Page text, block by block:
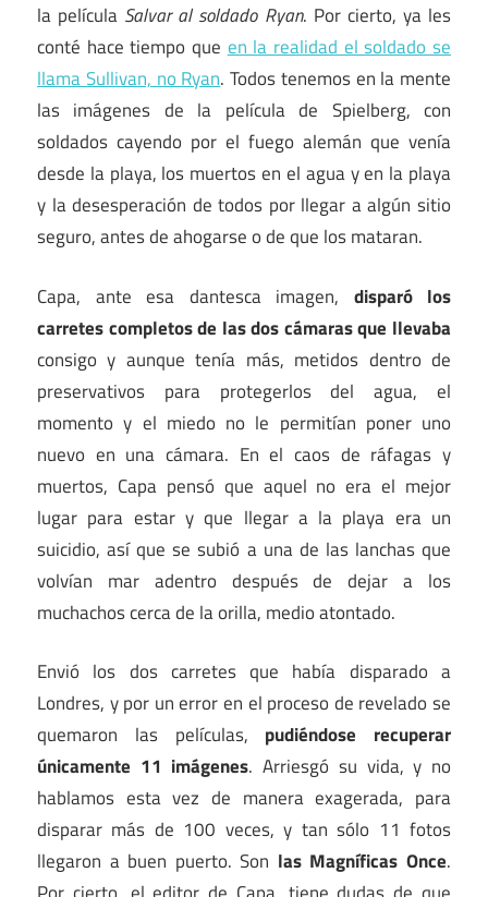
la película Salvar al soldado Ryan. Por cierto, ya les
conté hace tiempo que en la realidad el soldado se
llama Sullivan, no Ryan. Todos tenemos en la mente
las imágenes de la película de Spielberg, con
soldados cayendo por el fuego alemán que venía
desde la playa, los muertos en el agua y en la playa
y la desesperación de todos por llegar a algún sitio
seguro, antes de ahogarse o de que los mataran.
Capa, ante esa dantesca imagen, disparó los
carretes completos de las dos cámaras que llevaba
consigo y aunque tenía más, metidos dentro de
preservativos para protegerlos del agua, el
momento y el miedo no le permitían poner uno
nuevo en una cámara. En el caos de ráfagas y
muertos, Capa pensó que aquel no era el mejor
lugar para estar y que llegar a la playa era un
suicidio, así que se subió a una de las lanchas que
volvían mar adentro después de dejar a los
muchachos cerca de la orilla, medio atontado.
Envió los dos carretes que había disparado a
Londres, y por un error en el proceso de revelado se
quemaron las películas, pudiéndose recuperar
únicamente 11 imágenes. Arriesgó su vida, y no
hablamos esta vez de manera exagerada, para
disparar más de 100 veces, y tan sólo 11 fotos
llegaron a buen puerto. Son las Magníficas Once.